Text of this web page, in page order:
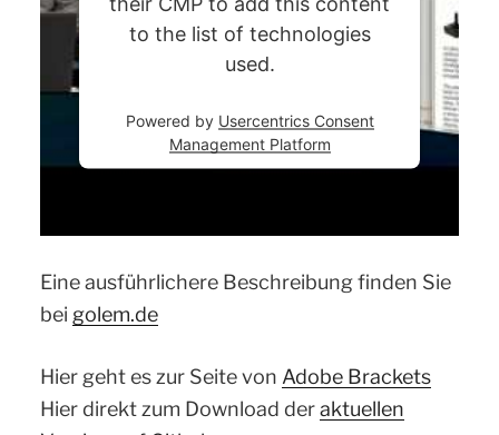
to the list of technologies
used.
Powered by Usercentrics Consent
Management Platform
Eine ausführlichere Beschreibung finden Sie
bei golem.de
Hier geht es zur Seite von Adobe Brackets
Hier direkt zum Download deraktuellen